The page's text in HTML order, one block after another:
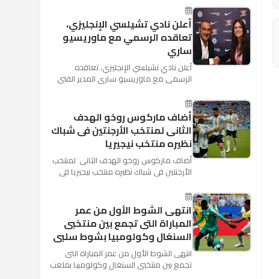
كأس العالم بأنه تدرب على هد...
أعلن نادي تشيلسي الإنجليزي،
تعاقده الرسمي مع ماوريسيو
ساري
أعلن نادي تشيلسي الإنجليزي، تعاقده
الرسمي مع ماوريسيو ساري المدير الفني
المقبل وخلافة أنطونيو كو...
أضاف ماركوس روخو الهدف
الثانى لمنتخب الأرجنتين فى شباك
نظيره منتخب نيجيريا
أضاف ماركوس روخو الهدف الثانى لمنتخب
الأرجنتين فى شباك نظيره منتخب نيجيريا فى
"كريستوفسك...
انتهى الشوط الأول من عمر
المباراة التى تجمع بين منتخبى
السنغال وكولومبيا بشوط سلبى
انتهى الشوط الأول من عمر المباراة التى
تجمع بين منتخبى السنغال وكولومبيا بملعب